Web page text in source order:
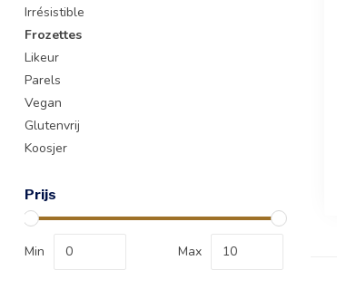
Irrésistible
Frozettes
Likeur
Parels
Vegan
Glutenvrij
Koosjer
Prijs
Min Max